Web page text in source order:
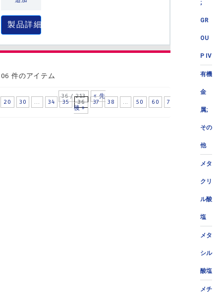
;
GR
OU
P IV
有機
金
属;
その
他
メタ
クリ
ル酸
塩
メタ
シル
酸塩
メチ
製品詳細
件のアイテム
36 / 213
« 先
20
30 ... 34 35 36 37 38 ... 50 60 70
後 »